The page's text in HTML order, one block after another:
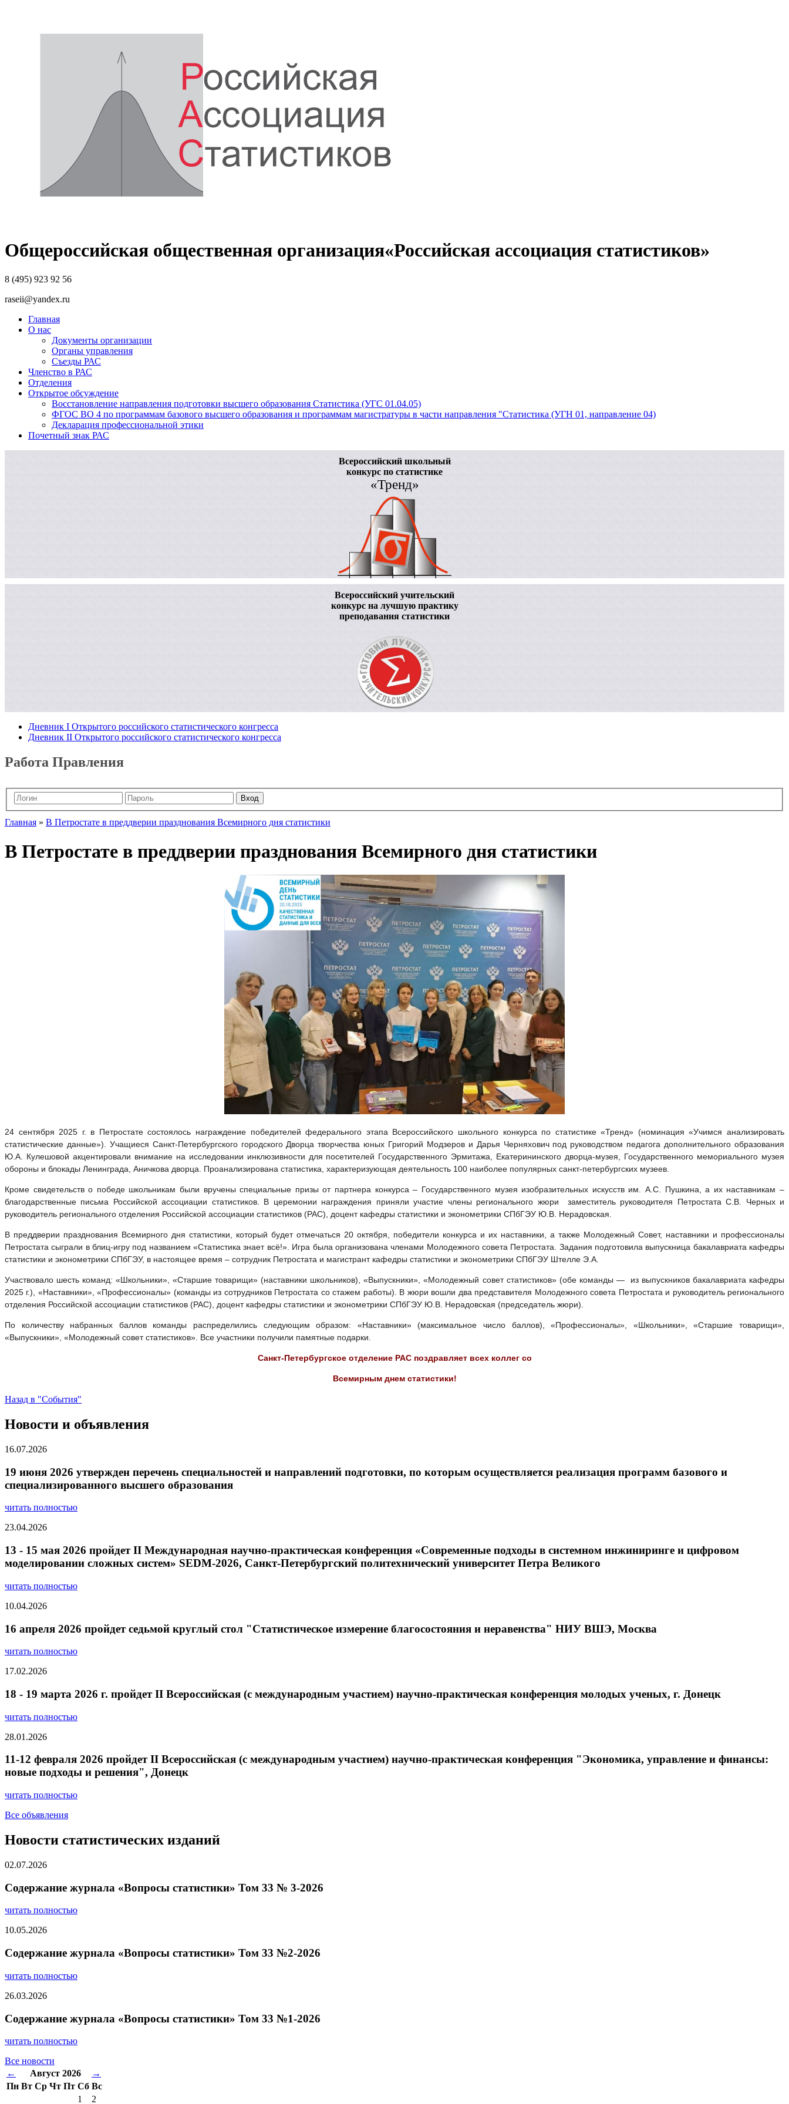
Общероссийская общественная организация«Российская ассоциация статистиков»
8 (495) 923 92 56
raseii@yandex.ru
Главная
О нас
Документы организации
Органы управления
Съезды РАС
Членство в РАС
Отделения
Открытое обсуждение
Восстановление направления подготовки высшего образования Статистика (УГС 01.04.05)
ФГОС ВО 4 по программам базового высшего образования и программам магистратуры в части направления "Статистика (УГН 01, направление 04)
Декларация профессиональной этики
Почетный знак РАС
Всероссийский школьный
конкурс по статистике
«Тренд»
Всероссийский учительский
конкурс на лучшую практику
преподавания статистики
Дневник I Открытого российского статистического конгресса
Дневник II Открытого российского статистического конгресса
Работа Правления
Главная » В Петростате в преддверии празднования Всемирного дня статистики
В Петростате в преддверии празднования Всемирного дня статистики
24 сентября 2025 г. в Петростате состоялось награждение победителей федерального этапа Всероссийского школьного конкурса по статистике «Тренд» (номинация «Учимся анализировать
статистические данные»). Учащиеся Санкт-Петербургского городского Дворца творчества юных Григорий Модзеров и Дарья Черняхович под руководством педагога дополнительного образования
Ю.А. Кулешовой акцентировали внимание на исследовании инклюзивности для посетителей Государственного Эрмитажа, Екатерининского дворца-музея, Государственного мемориального музея
обороны и блокады Ленинграда, Аничкова дворца. Проанализирована статистика, характеризующая деятельность 100 наиболее популярных санкт-петербургских музеев.
Кроме свидетельств о победе школьникам были вручены специальные призы от партнера конкурса – Государственного музея изобразительных искусств им. А.С. Пушкина, а их наставникам –
благодарственные письма Российской ассоциации статистиков. В церемонии награждения приняли участие члены регионального жюри заместитель руководителя Петростата С.В. Черных и
руководитель регионального отделения Российской ассоциации статистиков (РАС), доцент кафедры статистики и эконометрики СПбГЭУ Ю.В. Нерадовская.
В преддверии празднования Всемирного дня статистики, который будет отмечаться 20 октября, победители конкурса и их наставники, а также Молодежный Совет, наставники и профессионалы
Петростата сыграли в блиц-игру под названием «Статистика знает всё!». Игра была организована членами Молодежного совета Петростата. Задания подготовила выпускница бакалавриата кафедры
статистики и эконометрики СПбГЭУ, в настоящее время – сотрудник Петростата и магистрант кафедры статистики и эконометрики СПбГЭУ Штелле Э.А.
Участвовало шесть команд: «Школьники», «Старшие товарищи» (наставники школьников), «Выпускники», «Молодежный совет статистиков» (обе команды — из выпускников бакалавриата кафедры
2025 г.), «Наставники», «Профессионалы» (команды из сотрудников Петростата со стажем работы). В жюри вошли два представителя Молодежного совета Петростата и руководитель регионального
отделения Российской ассоциации статистиков (РАС), доцент кафедры статистики и эконометрики СПбГЭУ Ю.В. Нерадовская (председатель жюри).
По количеству набранных баллов команды распределились следующим образом: «Наставники» (максимальное число баллов), «Профессионалы», «Школьники», «Старшие товарищи»,
«Выпускники», «Молодежный совет статистиков». Все участники получили памятные подарки.
Санкт-Петербургское отделение РАС поздравляет всех коллег со
Всемирным днем статистики!
Назад в "События"
Новости и объявления
16.07.2026
19 июня 2026 утвержден перечень специальностей и направлений подготовки, по которым осуществляется реализация программ базового и
специализированного высшего образования
читать полностью
23.04.2026
13 - 15 мая 2026 пройдет II Международная научно-практическая конференция «Современные подходы в системном инжиниринге и цифровом
моделировании сложных систем» SEDM-2026, Санкт-Петербургский политехнический университет Петра Великого
читать полностью
10.04.2026
16 апреля 2026 пройдет седьмой круглый стол "Статистическое измерение благосостояния и неравенства" НИУ ВШЭ, Москва
читать полностью
17.02.2026
18 - 19 марта 2026 г. пройдет II Всероссийская (с международным участием) научно-практическая конференция молодых ученых, г. Донецк
читать полностью
28.01.2026
11-12 февраля 2026 пройдет II Всероссийская (с международным участием) научно-практическая конференция "Экономика, управление и финансы:
новые подходы и решения", Донецк
читать полностью
Все объявления
Новости статистических изданий
02.07.2026
Содержание журнала «Вопросы статистики» Том 33 № 3-2026
читать полностью
10.05.2026
Содержание журнала «Вопросы статистики» Том 33 №2-2026
читать полностью
26.03.2026
Содержание журнала «Вопросы статистики» Том 33 №1-2026
читать полностью
Все новости
←
Август 2026
→
Пн Вт Ср Чт Пт Сб Вс
1
2